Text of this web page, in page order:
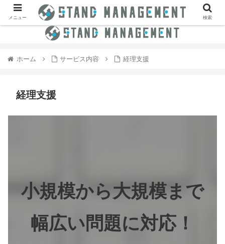
ホーム サービス内容 経理支援
経理支援
小規模から大規模まで
幅広い問題に対応！
メニュー 検索